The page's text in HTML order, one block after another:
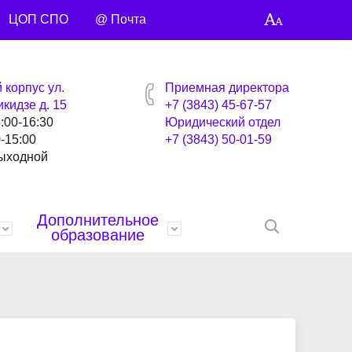
ЦОП СПО @ Почта
ул.
д. 15
16:30
15:00
Приемная директора
+7 (3843) 45-67-57
Юридический отдел
+7 (3843) 50-01-59
Дополнительное
образование